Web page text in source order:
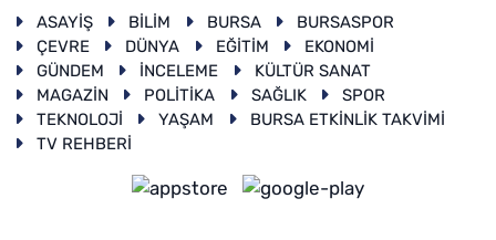
ASAYİŞ BİLİM BURSA
BURSASPOR
ÇEVRE
DÜNYA EĞİTİM
EKONOMİ
GÜNDEM
İNCELEME
KÜLTÜR SANAT
MAGAZİN
POLİTİKA SAĞLIK
SPOR
TEKNOLOJİ
YAŞAM
BURSA ETKİNLİK TAKVİMİ
TV REHBERİ